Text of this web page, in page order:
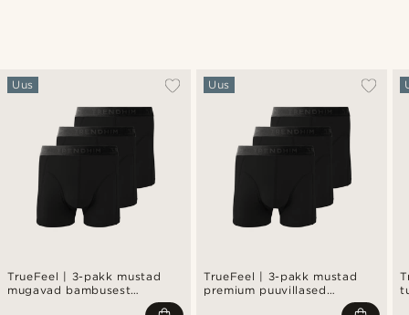
TrueFeel | 3-pakk mustad
mugavad bambusest
Uus
TrueFeel | 3-pakk mustad
premium puuvillased
Uus